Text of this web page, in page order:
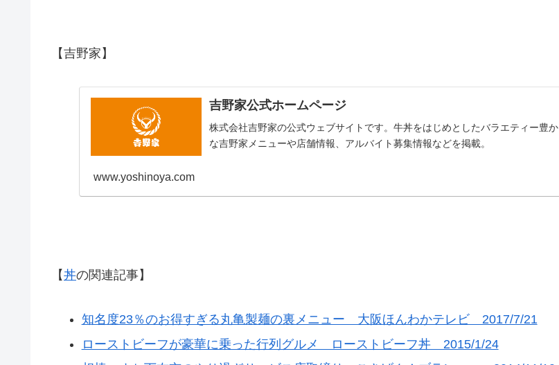
【吉野家】
吉野家公式ホームページ
株式会社吉野家の公式ウェブサイトです。牛丼をはじめとしたバラエティー豊か
な吉野家メニューや店舗情報、アルバイト募集情報などを掲載。
www.yoshinoya.com
【丼の関連記事】
知名度23％のお得すぎる丸亀製麺の裏メニュー 大阪ほんわかテレビ 2017/7/21
ローストビーフが豪華に乗った行列グルメ ローストビーフ丼 2015/1/24